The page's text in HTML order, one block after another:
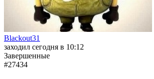
Blackout31
заходил сегодня в 10:12
Завершенные
#27434